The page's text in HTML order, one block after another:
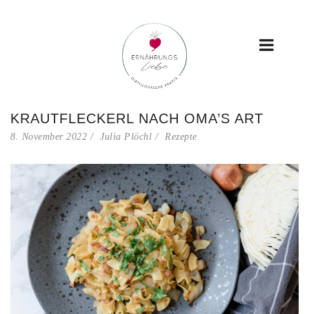
KRAUTFLECKERL NACH OMA’S ART
8. November 2022 Julia Plöchl Rezepte